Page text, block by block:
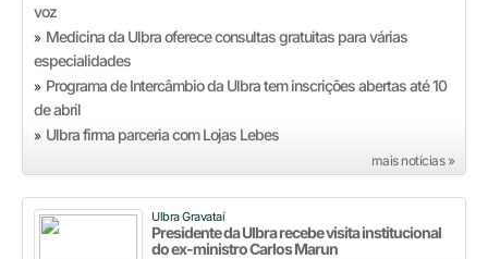
voz
» Medicina da Ulbra oferece consultas gratuitas para várias
especialidades
» Programa de Intercâmbio da Ulbra tem inscrições abertas até 10
de abril
» Ulbra firma parceria com Lojas Lebes
mais notícias »
Ulbra Gravataí
Presidente da Ulbra recebe visita institucional
do ex-ministro Carlos Marun